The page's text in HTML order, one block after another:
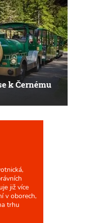
k Černému
již více
v oborech,
trhu